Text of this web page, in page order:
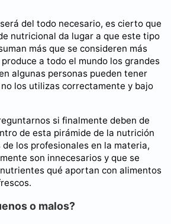
del todo necesario, es cierto que
nutricional da lugar a que este tipo
más que se consideren más
a todo el mundo los grandes
algunas personas pueden tener
los utilizas correctamente y bajo
si finalmente deben de
de esta pirámide de la nutrición
los profesionales en la materia,
son innecesarios y que se
qué aportan con alimentos
o malos?